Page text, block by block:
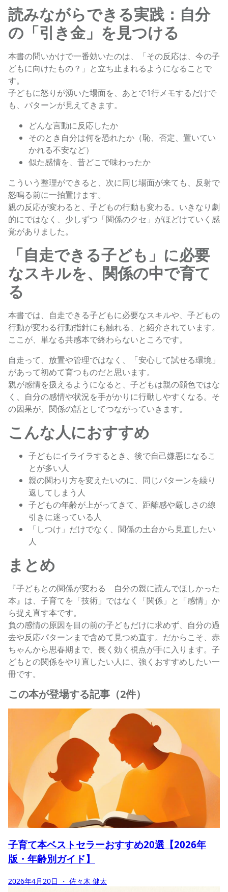
読みながらできる実践：自分
の「引き金」を見つける
本書の問いかけで一番効いたのは、「その反応は、今の子
どもに向けたもの？」と立ち止まれるようになることで
す。
子どもに怒りが湧いた場面を、あとで1行メモするだけで
も、パターンが見えてきます。
どんな言動に反応したか
そのとき自分は何を恐れたか（恥、否定、置いてい
かれる不安など）
似た感情を、昔どこで味わったか
こういう整理ができると、次に同じ場面が来ても、反射で
怒鳴る前に一拍置けます。
親の反応が変わると、子どもの行動も変わる。いきなり劇
的にではなく、少しずつ「関係のクセ」がほどけていく感
覚がありました。
「自走できる子ども」に必要
なスキルを、関係の中で育て
る
本書では、自走できる子どもに必要なスキルや、子どもの
行動が変わる行動指針にも触れる、と紹介されています。
ここが、単なる共感本で終わらないところです。
自走って、放置や管理ではなく、「安心して試せる環境」
があって初めて育つものだと思います。
親が感情を扱えるようになると、子どもは親の顔色ではな
く、自分の感情や状況を手がかりに行動しやすくなる。そ
の因果が、関係の話としてつながっていきます。
こんな人におすすめ
子どもにイライラするとき、後で自己嫌悪になるこ
とが多い人
親の関わり方を変えたいのに、同じパターンを繰り
返してしまう人
子どもの年齢が上がってきて、距離感や厳しさの線
引きに迷っている人
「しつけ」だけでなく、関係の土台から見直したい
人
まとめ
『子どもとの関係が変わる 自分の親に読んでほしかった
本』は、子育てを「技術」ではなく「関係」と「感情」か
ら捉え直す本です。
負の感情の原因を目の前の子どもだけに求めず、自分の過
去や反応パターンまで含めて見つめ直す。だからこそ、赤
ちゃんから思春期まで、長く効く視点が手に入ります。子
どもとの関係をやり直したい人に、強くおすすめしたい一
冊です。
この本が登場する記事（2件）
子育て本ベストセラーおすすめ20選【2026年
版・年齢別ガイド】
2026年4月20日 ・ 佐々木 健太